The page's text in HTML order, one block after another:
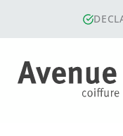
de
inhoud